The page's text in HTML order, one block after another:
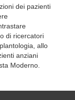
dei pazienti
di ricercatori
allo
anziani
Moderno.